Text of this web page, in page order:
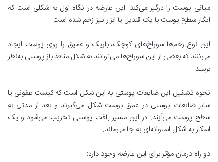
میانی پوست را درگیر می‌کند. این عارضه در نگاه اول به شکلی است که
انگار سطح پوست با یک قندیل یا ابزار تیز زخم شده است.
این نوع زخم‌ها سوراخ‌های کوچک، باریک و عمیق را روی پوست ایجاد
می‌کنند که بعضی از این سوراخ‌ها می‌توانند به شکل منافذ باز پوستی به‌نظر
برسند.
نحوه تشکیل این ضایعات پوستی به این شکل است که کیست عفونی یا
سایر ضایعات پوستی در عمق پوست شکل می‌گیرند و بعد از مدتی به
سطح پوست می‌آیند. در این مسیر بافت پوستی تخریب می‌شود و یک
اسکار به شکل استوانه‌ای به جا می‌ماند.
دو‌ راه درمان مؤثر برای این عارضه وجود دارد: